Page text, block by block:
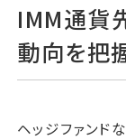
IMM通貨
動向を把
ヘッジファンド